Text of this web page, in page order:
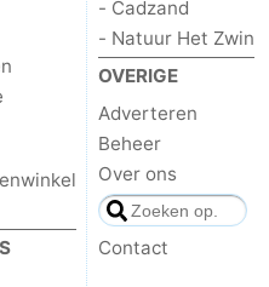
- Cadzand
- Natuur Het Zwin
OVERIGE
Adverteren
Beheer
Over ons
Contact